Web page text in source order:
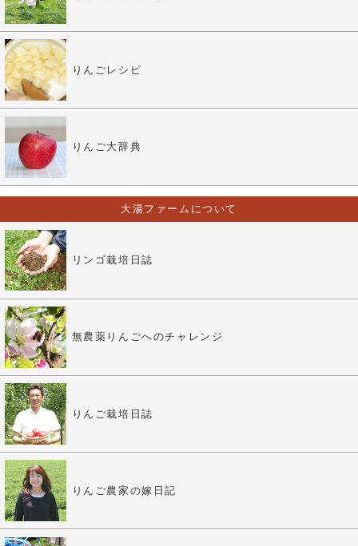
りんごレシピ
りんご大辞典
大湯ファームについて
リンゴ栽培日誌
無農薬りんごへのチャレンジ
りんご栽培日誌
りんご農家の嫁日記